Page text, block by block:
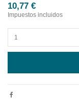
10,77 €
Impuestos incluidos